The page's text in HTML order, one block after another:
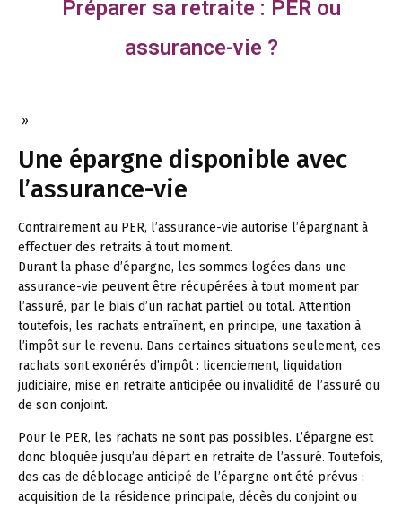
Préparer sa retraite : PER ou
assurance-vie ?
»
Une épargne disponible avec
l’assurance-vie
Contrairement au PER, l’assurance-vie autorise l’épargnant à
effectuer des retraits à tout moment.
Durant la phase d’épargne, les sommes logées dans une
assurance-vie peuvent être récupérées à tout moment par
l’assuré, par le biais d’un rachat partiel ou total. Attention
toutefois, les rachats entraînent, en principe, une taxation à
l’impôt sur le revenu. Dans certaines situations seulement, ces
rachats sont exonérés d’impôt : licenciement, liquidation
judiciaire, mise en retraite anticipée ou invalidité de l’assuré ou
de son conjoint.
Pour le PER, les rachats ne sont pas possibles. L’épargne est
donc bloquée jusqu’au départ en retraite de l’assuré. Toutefois,
des cas de déblocage anticipé de l’épargne ont été prévus :
acquisition de la résidence principale, décès du conjoint ou